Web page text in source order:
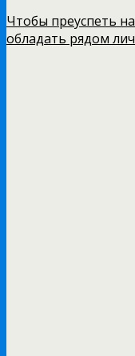
Чтобы преуспеть
обладать рядом